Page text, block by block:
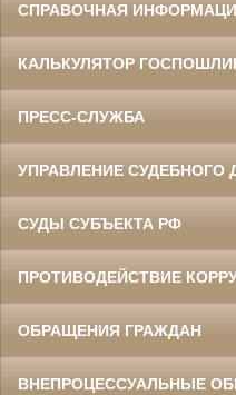
СПРАВОЧНАЯ
КАЛЬКУЛЯТОР
ПРЕСС-СЛУЖБА
УПРАВЛЕНИЕ СУДЕБНОГО
СУДЫ СУБЪЕКТА РФ
ПРОТИВОДЕЙСТВИЕ
ОБРАЩЕНИЯ ГРАЖДАН
ВНЕПРОЦЕССУАЛЬНЫЕ